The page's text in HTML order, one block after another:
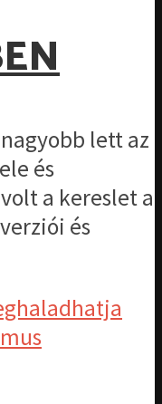
lett az
és
a kereslet a
és